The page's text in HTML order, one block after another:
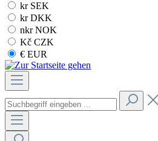
kr SEK
kr DKK
nkr NOK
Kč CZK
€ EUR